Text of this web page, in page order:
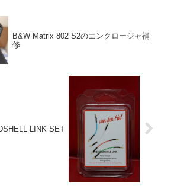
B&W Matrix 802 S2のエンクロージャ補
修
LINK SET